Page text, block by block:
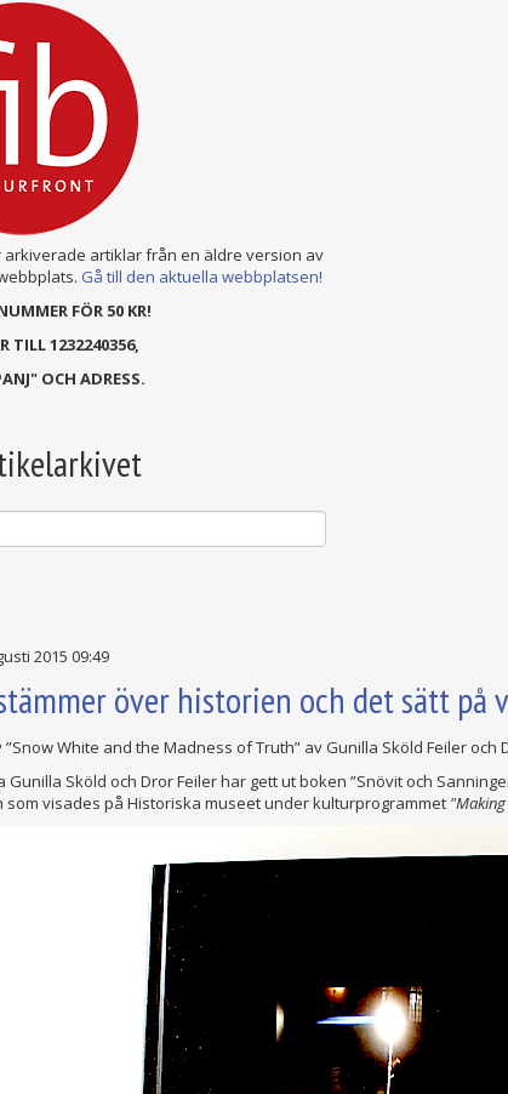
arkiverade artiklar från en äldre version av
Gå till den aktuella webbplatsen!
FÖR 50 KR!
TILL 1232240356,
OCH ADRESS.
2015 09:49
över historien och det sätt på
White and the Madness of Truth” av Gunilla Sköld Feiler och
Gunilla Sköld och Dror Feiler har gett ut boken ”Snövit och
som visades på Historiska museet under kulturprogrammet